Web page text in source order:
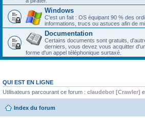
Windows
C'est un fait : OS équipant 90 % des
informations, trucs ou astuces afin de
Documentation
Certains documents sont gratuits,
derniers, vous devez vous acquitter
forme d'un appel téléphonique surtaxé.
QUI EST EN LIGNE
Utilisateurs parcourant ce forum : claudebot [Crawler]
Index du forum